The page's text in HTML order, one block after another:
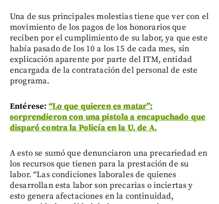
Una de sus principales molestias tiene que ver con el
movimiento de los pagos de los honorarios que
reciben por el cumplimiento de su labor, ya que este
había pasado de los 10 a los 15 de cada mes, sin
explicación aparente por parte del ITM, entidad
encargada de la contratación del personal de este
programa.
Entérese: “Lo que quieren es matar”:
sorprendieron con una pistola a encapuchado que
disparó contra la Policía en la U. de A.
A esto se sumó que denunciaron una precariedad en
los recursos que tienen para la prestación de su
labor. “Las condiciones laborales de quienes
desarrollan esta labor son precarias o inciertas y
esto genera afectaciones en la continuidad,